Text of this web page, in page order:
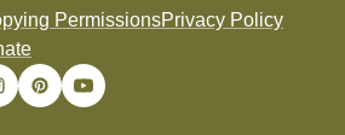
PermissionsPrivacy Policy